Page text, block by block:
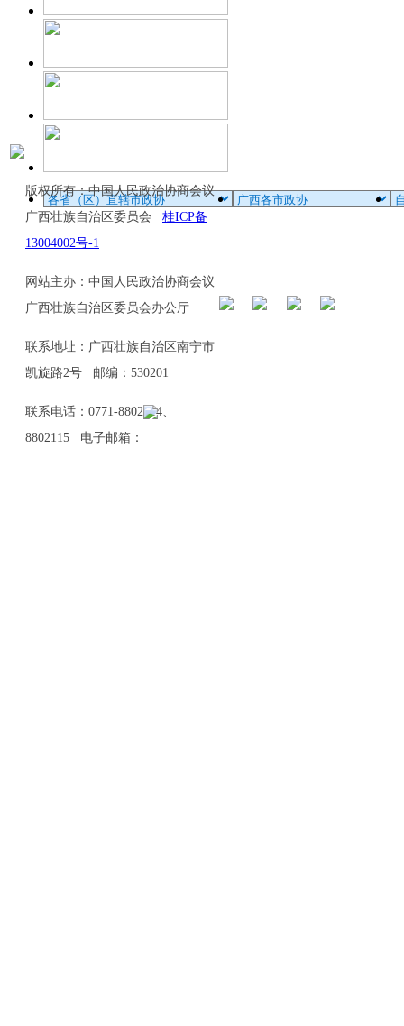
版权所有：中国人民政治协商会议
广西壮族自治区委员会 桂ICP备
13004002号-1
网站主办：中国人民政治协商会议
广西壮族自治区委员会办公厅
联系地址：广西壮族自治区南宁市
凯旋路2号 邮编：530201
联系电话：0771-8802114、
8802115 电子邮箱：